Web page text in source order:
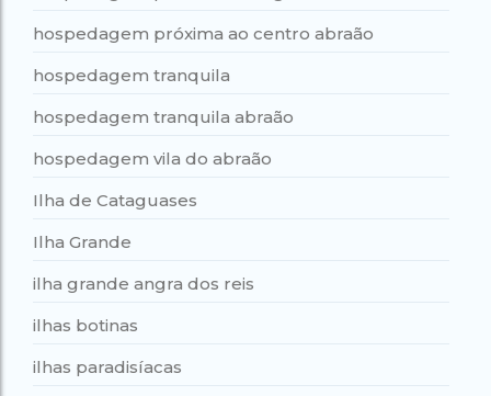
hospedagem próxima ao centro abraão
hospedagem tranquila
hospedagem tranquila abraão
hospedagem vila do abraão
Ilha de Cataguases
Ilha Grande
ilha grande angra dos reis
ilhas botinas
ilhas paradisíacas